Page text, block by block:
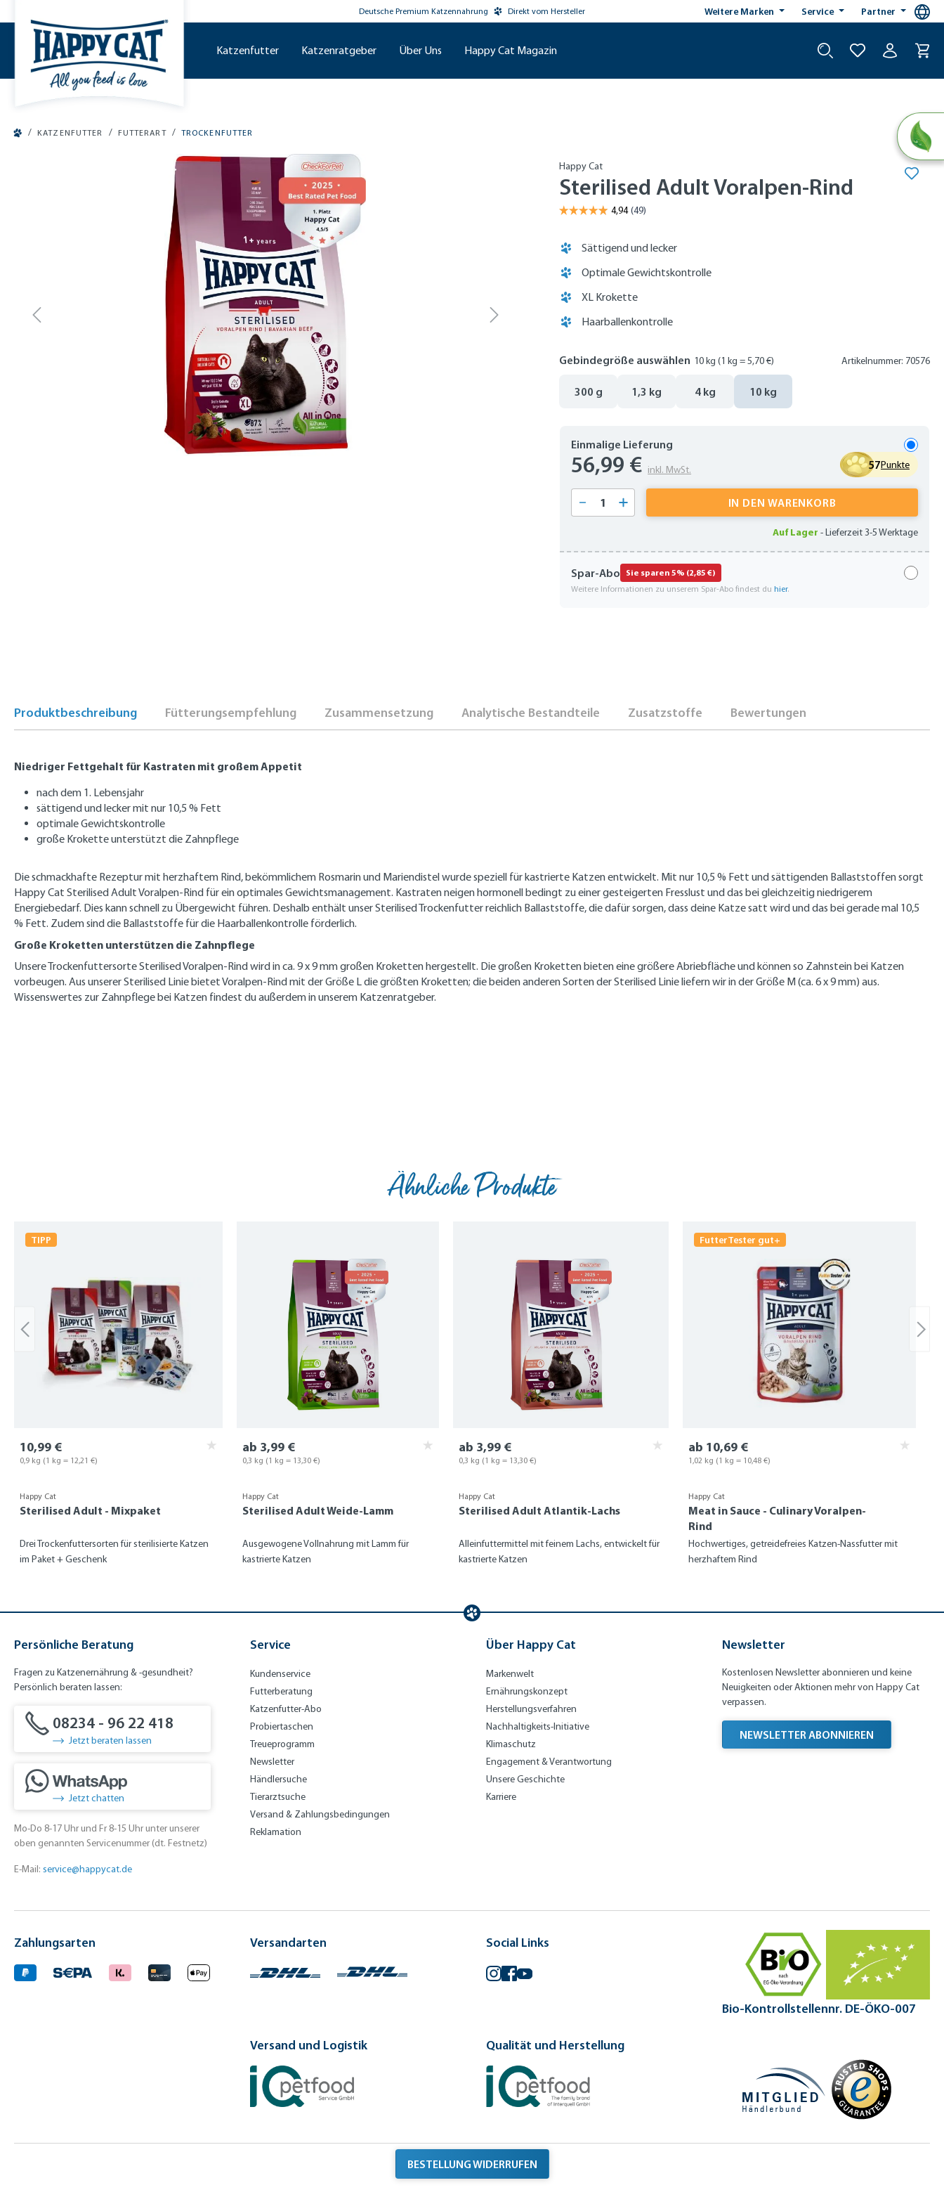
Deutsche Premium Katzennahrung Direkt vom Hersteller Weitere Marken Service Partner
Katzenfutter Katzenratgeber Über Uns Happy Cat Magazin
/ KATZENFUTTER / FUTTERART / TROCKENFUTTER
Happy Cat
Sterilised Adult Voralpen-Rind
Sättigend und lecker
Optimale Gewichtskontrolle
XL Krokette
Haarballenkontrolle
Gebindegröße auswählen 10 kg(1 kg = 5,70 €) Artikelnummer: 70576
300 g 1,3 kg 4 kg 10 kg
Einmalige Lieferung
56,99 € inkl. MwSt. 57Punkte
Produkt Anzahl: Gib den gewünschten Wert ein
IN DEN WARENKORB
Auf Lager -Lieferzeit 3-5 Werktage
Spar-Abo Sie sparen 5% (2,85 €)
Weitere Informationen zu unserem Spar-Abo findest duhier.
Produktbeschreibung Fütterungsempfehlung Zusammensetzung Analytische Bestandteile Zusatzstoffe Bewertungen
Niedriger Fettgehalt für Kastraten mit großem Appetit
nach dem 1. Lebensjahr
sättigend und lecker mit nur 10,5 % Fett
optimale Gewichtskontrolle
große Krokette unterstützt die Zahnpflege
Die schmackhafte Rezeptur mit herzhaftem Rind, bekömmlichem Rosmarin und Mariendistel wurde speziell für kastrierte Katzen entwickelt. Mit nur 10,5 % Fett und sättigenden Ballaststoffen sorgt
Happy Cat Sterilised Adult Voralpen-Rind für ein optimales Gewichtsmanagement. Kastraten neigen hormonell bedingt zu einer gesteigerten Fresslust und das bei gleichzeitig niedrigerem
Energiebedarf. Dies kann schnell zu Übergewicht führen. Deshalb enthält unser Sterilised Trockenfutter reichlich Ballaststoffe, die dafür sorgen, dass deine Katze satt wird und das bei gerade mal 10,5
% Fett. Zudem sind die Ballaststoffe für die Haarballenkontrolle förderlich.
Große Kroketten unterstützen die Zahnpflege
Unsere Trockenfuttersorte Sterilised Voralpen-Rind wird in ca. 9 x 9 mm großen Kroketten hergestellt. Die großen Kroketten bieten eine größere Abriebfläche und können so Zahnstein bei Katzen
vorbeugen. Aus unserer Sterilised Linie bietet Voralpen-Rind mit der Größe L die größten Kroketten; die beiden anderen Sorten der Sterilised Linie liefern wir in der Größe M (ca. 6 x 9 mm) aus.
Wissenswertes zur Zahnpflege bei Katzen findest du außerdem in unserem Katzenratgeber.
Ähnliche Produkte
TIPP
Happy Cat
Sterilised Adult - Mixpaket
Drei Trockenfuttersorten für sterilisierte Katzen
im Paket + Geschenk
10,99 €
0,9 kg (1 kg = 12,21 €)
Happy Cat
Sterilised Adult Weide-Lamm
Ausgewogene Vollnahrung mit Lamm für
kastrierte Katzen
ab 3,99 €
0,3 kg (1 kg = 13,30 €)
Happy Cat
Sterilised Adult Atlantik-Lachs
Alleinfuttermittel mit feinem Lachs, entwickelt für
kastrierte Katzen
ab 3,99 €
0,3 kg (1 kg = 13,30 €)
FutterTester gut+
Happy Cat
Meat in Sauce - Culinary Voralpen-
Rind
Hochwertiges, getreidefreies Katzen-Nassfutter mit
herzhaftem Rind
ab 10,69 €
1,02 kg (1 kg = 10,48 €)
Persönliche Beratung
Fragen zu Katzenernährung & -gesundheit?
Persönlich beraten lassen:
08234 - 96 22 418
Jetzt beraten lassen
Jetzt chatten
Mo-Do 8-17 Uhr und Fr 8-15 Uhr unter unserer
oben genannten Servicenummer (dt. Festnetz)
E-Mail: service@happycat.de
Service
Kundenservice
Futterberatung
Katzenfutter-Abo
Probiertaschen
Treueprogramm
Newsletter
Händlersuche
Tierarztsuche
Versand & Zahlungsbedingungen
Reklamation
Über Happy Cat
Markenwelt
Ernährungskonzept
Herstellungsverfahren
Nachhaltigkeits-Initiative
Klimaschutz
Engagement & Verantwortung
Unsere Geschichte
Karriere
Newsletter
Kostenlosen Newsletter abonnieren und keine
Neuigkeiten oder Aktionen mehr von Happy Cat
verpassen.
NEWSLETTER ABONNIEREN
Zahlungsarten Versandarten Social Links
Instagram
Facebook
YouTube
Bio-Kontrollstellennr. DE-ÖKO-007
Versand und Logistik Qualität und Herstellung
BESTELLUNG WIDERRUFEN